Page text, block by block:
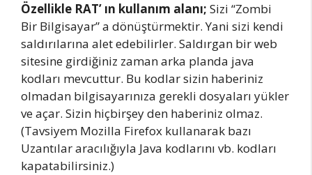
Özellikle RAT’ ın kullanım alanı; Sizi “Zombi
Bir Bilgisayar” a dönüştürmektir. Yani sizi kendi
saldırılarına alet edebilirler. Saldırgan bir web
sitesine girdiğiniz zaman arka planda java
kodları mevcuttur. Bu kodlar sizin haberiniz
olmadan bilgisayarınıza gerekli dosyaları yükler
ve açar. Sizin hiçbirşey den haberiniz olmaz.
(Tavsiyem Mozilla Firefox kullanarak bazı
Uzantılar aracılığıyla Java kodlarını vb. kodları
kapatabilirsiniz.)